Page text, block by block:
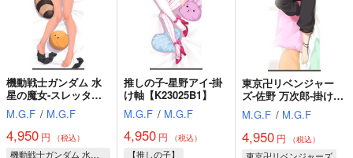
機動戦士ガンダム 水
星の魔女-スレッタ・
マーキュリー-タペス
トリー【22059A2】
M.G.F / M.G.F
4,950 円 （税込）
機動戦士ガンダム 水星の魔女
推しの子-星野アイ-掛
け軸【K23025B1】
M.G.F / M.G.F
4,950 円 （税込）
【推しの子】
東京卍リベンジャー
ズ-佐野 万次郎-掛け軸
【21061B1】
M.G.F / M.G.F
4,950円 （税込）